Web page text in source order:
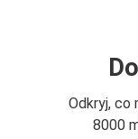
Odkryj, co
8000